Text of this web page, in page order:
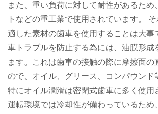
また、重い負荷に対して耐性があるため
トなどの重工業で使用されています。
適した素材の歯車を使用することは大事
車トラブルを防止する為には、油膜形成
ます。これは歯車の接触の際に摩擦面の
ので、オイル、グリース、コンパウンド
特にオイル潤滑は密閉式歯車に多く使用
運転環境では冷却性が備わっているため